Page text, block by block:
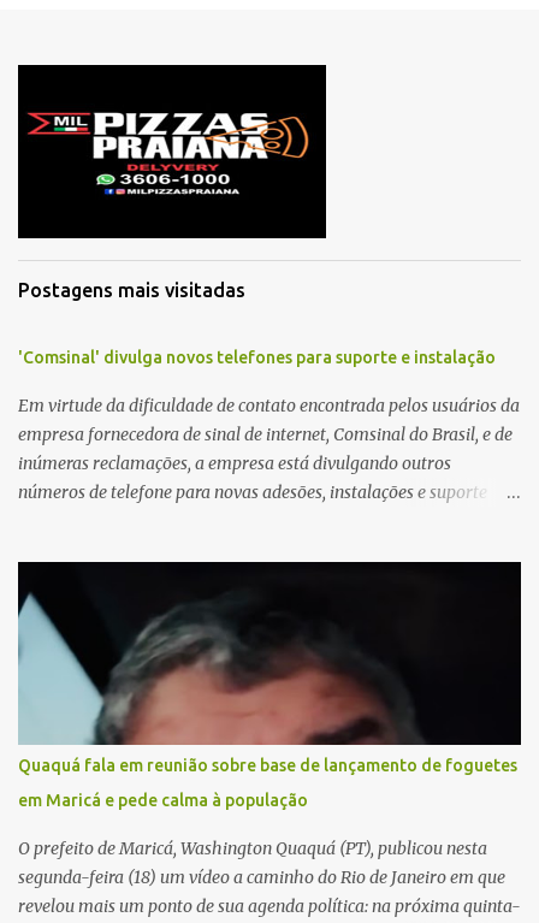
t
Postagens mais visitadas
'Comsinal' divulga novos telefones para suporte e instalação
Em virtude da dificuldade de contato encontrada pelos usuários da
empresa fornecedora de sinal de internet, Comsinal do Brasil, e de
inúmeras reclamações, a empresa está divulgando outros
números de telefone para novas adesões, instalações e suporte
Quaquá fala em reunião sobre base de lançamento de foguetes
em Maricá e pede calma à população
O prefeito de Maricá, Washington Quaquá (PT), publicou nesta
segunda-feira (18) um vídeo a caminho do Rio de Janeiro em que
revelou mais um ponto de sua agenda política: na próxima quinta-